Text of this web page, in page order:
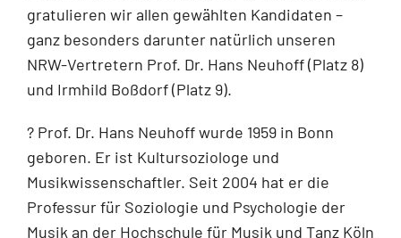
gratulieren wir allen gewählten Kandidaten –
ganz besonders darunter natürlich unseren
NRW-Vertretern Prof. Dr. Hans Neuhoff (Platz 8)
und Irmhild Boßdorf (Platz 9).
? Prof. Dr. Hans Neuhoff wurde 1959 in Bonn
geboren. Er ist Kultursoziologe und
Musikwissenschaftler. Seit 2004 hat er die
Professur für Soziologie und Psychologie der
Musik an der Hochschule für Musik und Tanz Köln